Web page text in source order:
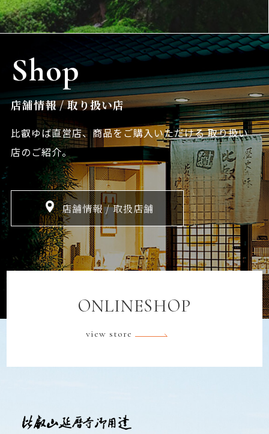
Shop
店舗情報 / 取り扱い店
比叡ゆば直営店、商品をご購入いただける取り扱い
店のご紹介。
店舗情報 / 取扱店舗
ONLINESHOP
view store